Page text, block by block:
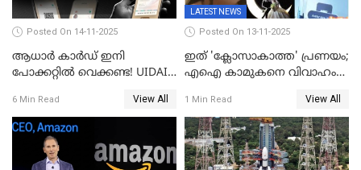
Posted On 14-11-2025
ആധാർ കാർഡ് ഇനി
പോക്കറ്റിൽ വെക്കണ്ട! UIDAI-
സുരക്ഷ!
6 Min Read View All
LATEST NEWS
Posted On 13-11-2025
ഇത് 'ക്ലോസാകാത്ത' പ്രണയം;
എഐ കാമുകനെ വിവാഹം
വിവാഹാഭ്യർത്ഥന നടത്തിയത്
ക്ലോസ്
1 Min Read View All